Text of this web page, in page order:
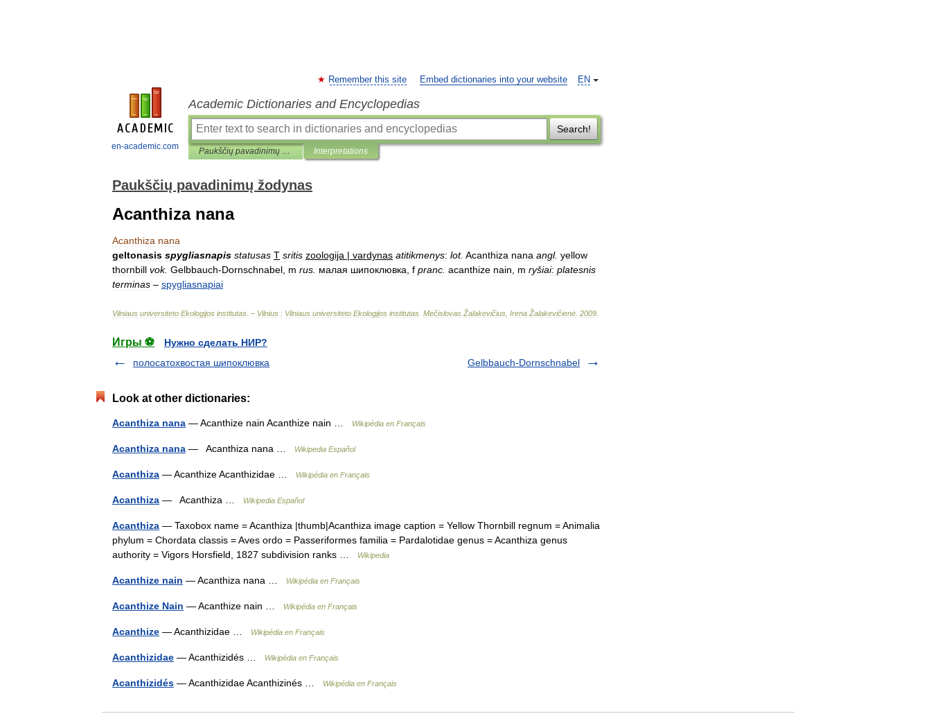
en-academic.com
EN
Remember this site Embed dictionaries into your website
Academic Dictionaries and Encyclopedias
Search!
Paukščių pavadinimų žodynas Interpretations
Paukščių pavadinimų žodynas
Acanthiza nana
Acanthiza nana
geltonasis spygliasnapis statusas T sritis zoologija | vardynas atitikmenys: lot. Acanthiza nana angl. yellow
thornbill vok. Gelbbauch-Dornschnabel m rus малая шипоклювка f pranc acanthize nain m ryšiai: platesnis
terminas – spygliasnapiai
Vilniaus universiteto Ekologijos institutas . – Vilnius : Vilniaus universiteto Ekologijos institutas Mečislovas Žalakevičius Irena Žalakevičienė 2009
Игры ⚽
Нужно сделать НИР?
полосатохвостая шипоклювка
Gelbbauch-Dornschnabel
Look at other dictionaries:
Acanthiza nana — Acanthize nain Acanthize nain … Wikipédia en Français
Acanthiza nana — Acanthiza nana … Wikipedia Español
Acanthiza — Acanthize Acanthizidae … Wikipédia en Français
Acanthiza — Acanthiza … Wikipedia Español
Acanthiza — Taxobox name = Acanthiza |thumb|Acanthiza image caption = Yellow Thornbill regnum = Animalia
phylum = Chordata classis = Aves ordo = Passeriformes familia = Pardalotidae genus = Acanthiza genus
authority = Vigors Horsfield, 1827 subdivision ranks …
Wikipedia
Acanthize nain — Acanthiza nana … Wikipédia en Français
Acanthize Nain — Acanthize nain … Wikipédia en Français
Acanthize — Acanthizidae … Wikipédia en Français
Acanthizidae — Acanthizidés … Wikipédia en Français
Acanthizidés — Acanthizidae Acanthizinés … Wikipédia en Français